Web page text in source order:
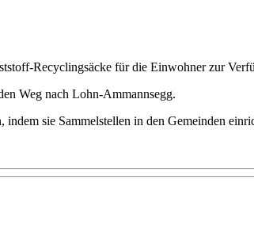
Recyclingsäcke für die Einwohner zur
Weg nach Lohn-Ammannsegg.
sie Sammelstellen in den Gemeinden